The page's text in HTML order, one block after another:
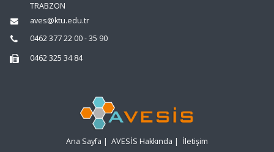
TRABZON
aves@ktu.edu.tr
0462 377 22 00 - 35 90
0462 325 34 84
Ana Sayfa | AVESİS Hakkında | İletişim